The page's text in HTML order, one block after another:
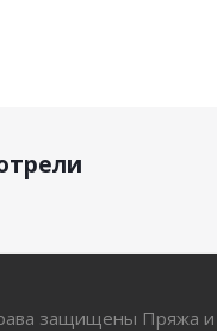
защищены Пряжа и